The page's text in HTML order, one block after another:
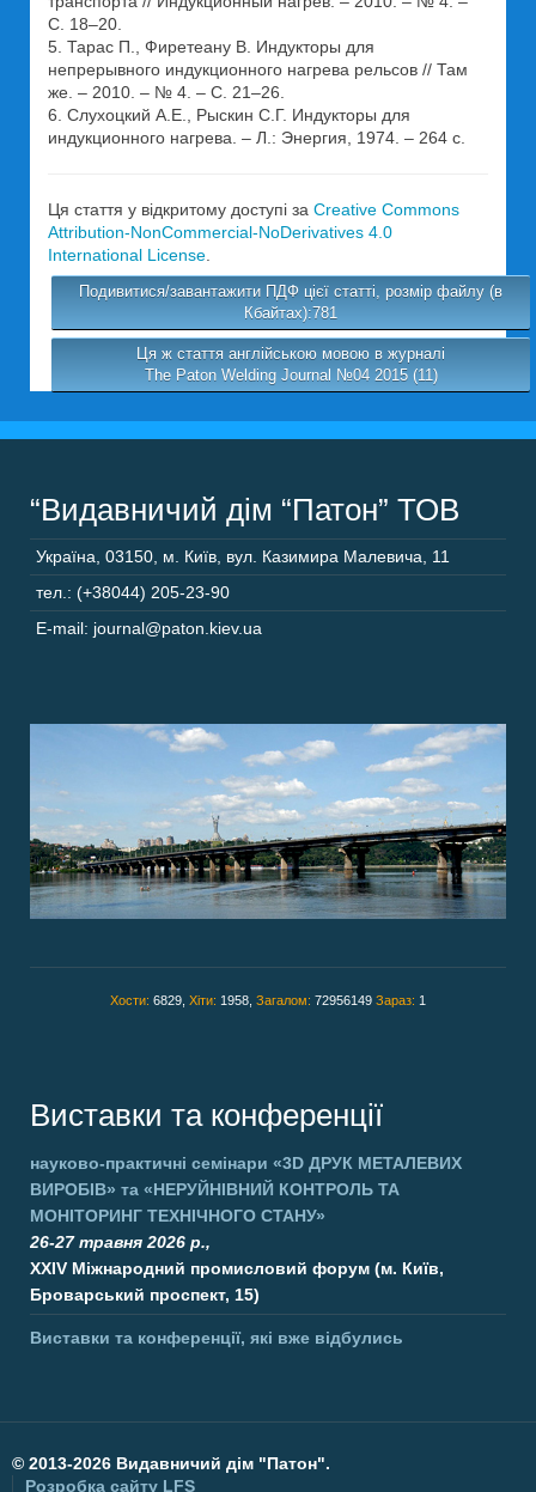
С. 18–20.
5. Тарас П., Фиретеану В. Индукторы для
непрерывного индукционного нагрева рельсов // Там
же. – 2010. – № 4. – С. 21–26.
6. Слухоцкий А.Е., Рыскин С.Г. Индукторы для
индукционного нагрева. – Л.: Энергия, 1974. – 264 с.
Ця стаття у відкритому доступі за Creative Commons
Attribution-NonCommercial-NoDerivatives 4.0
International License.
Подивитися/завантажити ПДФ цієї статті, розмір файлу (в
Кбайтах):781
Ця ж стаття англійською мовою в журналі
The Paton Welding Journal №04 2015 (11)
“Видавничий дім “Патон” ТОВ
Україна, 03150, м. Київ, вул. Казимира Малевича, 11
тел.: (+38044) 205-23-90
E-mail: journal@paton.kiev.ua
Хости: 6829, Хіти: 1958, Загалом: 72956149 Зараз: 1
Виставки та конференції
науково-практичні семінари «3D ДРУК МЕТАЛЕВИХ
ВИРОБІВ» та «НЕРУЙНІВНИЙ КОНТРОЛЬ ТА
МОНІТОРИНГ ТЕХНІЧНОГО СТАНУ»
26-27 травня 2026 р.,
XXIV Міжнародний промисловий форум (м. Київ,
Броварський проспект, 15)
Виставки та конференції, які вже відбулись
© 2013-2026 Видавничий дім "Патон".
Розробка сайту LFS